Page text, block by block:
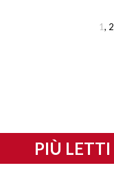
1 2
PIÙ LETTI